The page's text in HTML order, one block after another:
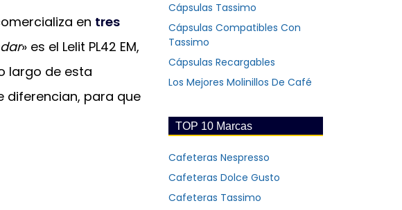
en tres
» es el Lelit PL42 EM,
largo de esta
diferencian, para que
Cápsulas Tassimo
Cápsulas Compatibles Con
Tassimo
Cápsulas Recargables
Los Mejores Molinillos De Café
TOP 10 Marcas
Cafeteras Nespresso
Cafeteras Dolce Gusto
Cafeteras Tassimo